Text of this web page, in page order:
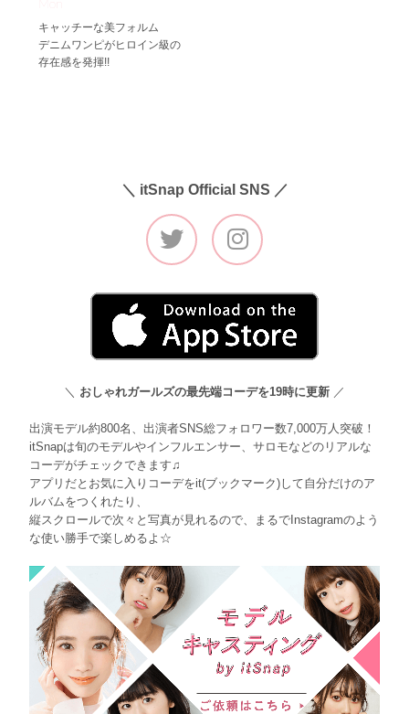
キャッチーな美フォルム
デニムワンピがヒロイン級の
存在感を発揮!!
＼ itSnap Official SNS ／
＼ おしゃれガールズの最先端コーデを19時に更新 ／
出演モデル約800名、出演者SNS総フォロワー数7,000万人突破！
itSnapは旬のモデルやインフルエンサー、サロモなどのリアルな
コーデがチェックできます♫
アプリだとお気に入りコーデをit(ブックマーク)して自分だけのア
ルバムをつくれたり、
縦スクロールで次々と写真が見れるので、まるでInstagramのよう
な使い勝手で楽しめるよ☆